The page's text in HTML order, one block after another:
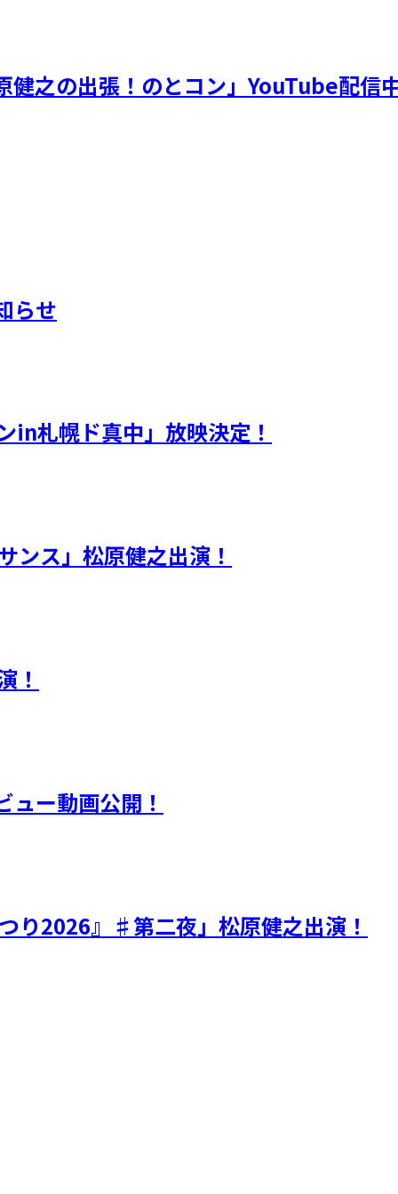
健之の出張！のとコン」YouTube配信
らせ
札幌ド真中」放映決定！
ンス」松原健之出演！
！
ュー動画公開！
り2026』♯第二夜」松原健之出演！